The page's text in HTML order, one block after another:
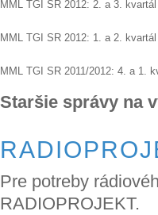
MML TGI SR 2012: 2. a 3. kvartál
MML TGI SR 2012: 1. a 2. kvartál
MML TGI SR 2011/2012: 4. a 1.
Staršie správy na
Pre potreby
RADIOPROJEKT.